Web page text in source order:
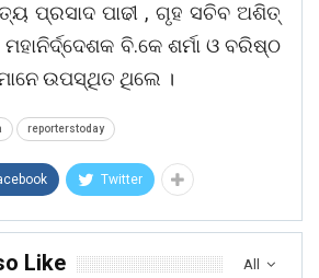
ପ୍ରସାଦ ପାଢୀ , ଗୃହ ସଚିବ ଅଶିତ୍
ବି.କେ ଶର୍ମା ଓ ବରିଷ୍ଠ
ଉପସ୍ଥିତ ଥିଲେ ।
reporterstoday
Twitter
All
Like